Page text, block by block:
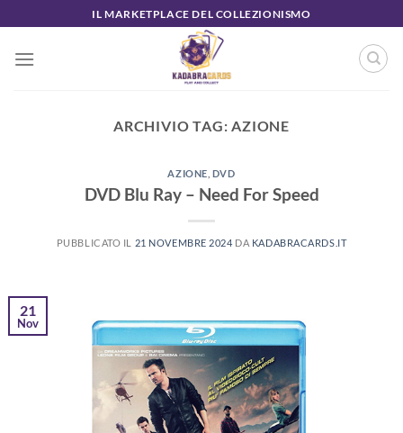
ai
contenuti
IL MARKETPLACE DEL COLLEZIONISMO
ARCHIVIO TAG:AZIONE
AZIONE DVD
DVD Blu Ray – Need For Speed
PUBBLICATO IL 21 NOVEMBRE 2024 DA KADABRACARDS.IT
21
Nov